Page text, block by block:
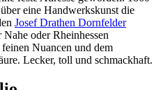
eine Handwerkskunst die
Josef Drathen Dornfelder
oder Rheinhessen
Nuancen und dem
Lecker, toll und schmackhaft.